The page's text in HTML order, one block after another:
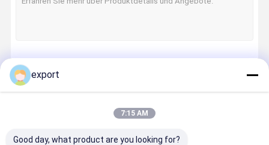
export
7:15 AM
Good day, what product are you looking for?